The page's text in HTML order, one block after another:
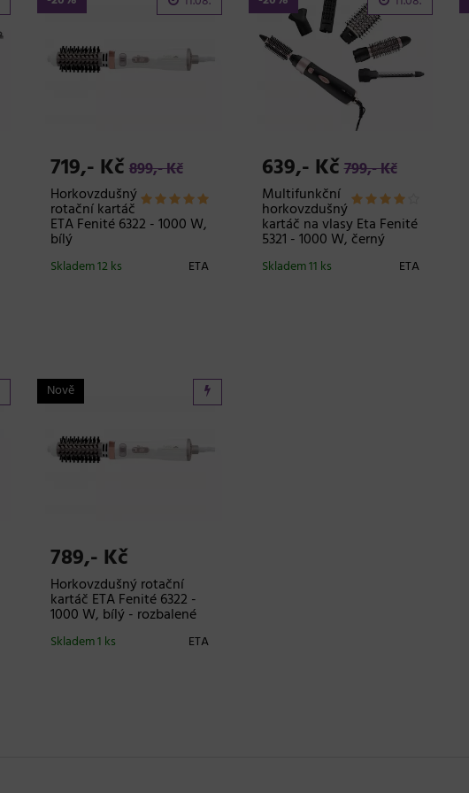
719,- Kč 899,- Kč
Horkovzdušný
rotační kartáč
ETA Fenité 6322 - 1000 W,
bílý
ETA
Skladem 12 ks
639,- Kč799,- Kč
Multifunkční
horkovzdušný
kartáč na vlasy Eta Fenité
5321 - 1000 W, černý
ETA
Skladem 11 ks
Nově
789,- Kč
Horkovzdušný rotační
kartáč ETA Fenité 6322 -
1000 W, bílý - rozbalené
ETA
Skladem 1 ks